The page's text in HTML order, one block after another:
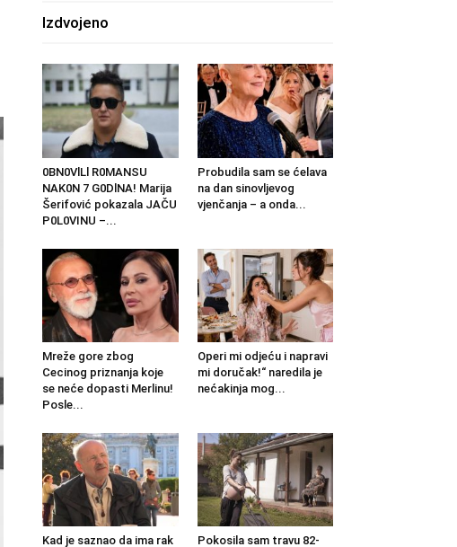
Izdvojeno
0BN0VlLl R0MANSU
NAK0N 7 G0DlNA! Marija
Šerifović pokazala JAČU
P0L0VINU –...
Probudila sam se ćelava
na dan sinovljevog
vjenčanja – a onda...
Mreže gore zbog
Cecinog priznanja koje
se neće dopasti Merlinu!
Posle...
Operi mi odjeću i napravi
mi doručak!“ naredila je
nećakinja mog...
Kad je saznao da ima rak Pokosila sam travu 82-